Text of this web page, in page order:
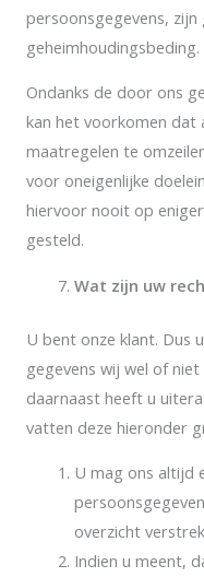
persoonsgegevens, zijn
geheimhoudingsbeding.
Ondanks de door ons
kan het voorkomen dat
maatregelen te
voor oneigenlijke
hiervoor nooit op
gesteld.
Wat zijn uw
U bent onze klant. Dus
gegevens wij wel of
daarnaast heeft u
vatten deze hieronder
U mag ons altijd
overzicht
Indien u meent,